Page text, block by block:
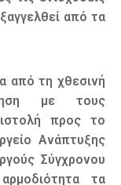
από τα
από τη χθεσινή
με τους
προς τo
Ανάπτυξης
Σύγχρονου
τα